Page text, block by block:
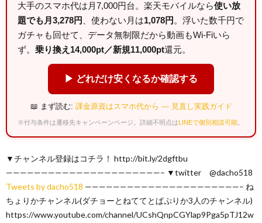
大手のスマホ代は月7,000円台。楽天モバイルなら使い放
題でも月3,278円
、使わない月は1,078円 。浮いた数千円で
ガチャも回せて、データ無制限だから動画もWi-Fiいら
ず。 乗り換え14,000pt／新規11,000pt還元。
▶ どれだけ安くなるか確認する
📖 まず読む: 課金原資はスマホ代から — 見直し実践ガイド
※付与条件は遷移先キャンペーンページ。詳細不明点はLINEで個別相談可能
▼チャンネル登録はコチラ！ http://bit.ly/2dgftbu
——————————————————————– ▼twitter @dacho518
Tweets by dacho518 ——————————————————————– ね
ちょりかチャンネル(ダチョーとねててとぱぷりか3人のチャンネル)
https://www.youtube.com/channel/UCshQnpCGYlap9Pga5pTJ12w